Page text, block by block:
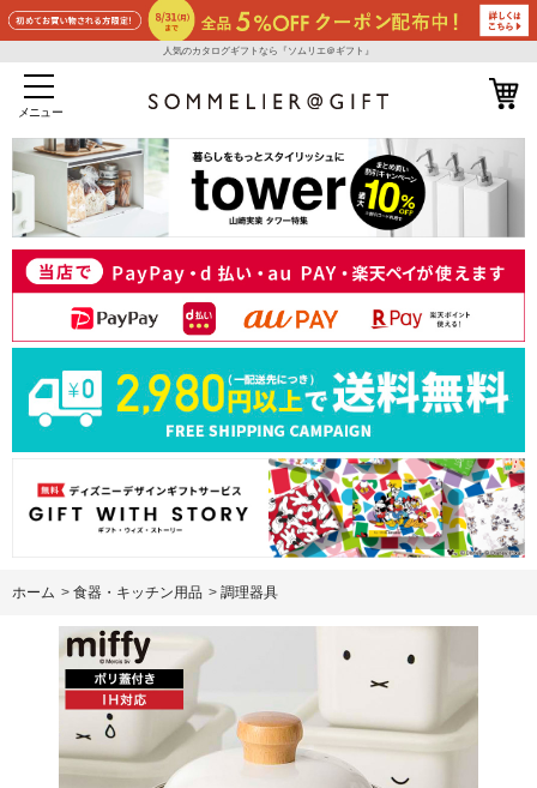
人気のカタログギフトなら『ソムリエ＠ギフト』
メニュー
ホーム > 食器・キッチン用品 > 調理器具